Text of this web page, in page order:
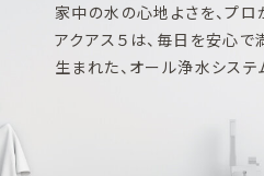
家中の水の心地よさを、プロ
アクアス５は、毎日を安心で
生まれた、オール浄水システ